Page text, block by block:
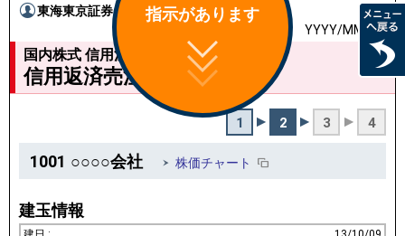
指示があります
東海東京証券
YYYY/MM/DD
国内株式 信用注文
信用返済売注文 -入力-
1 2 3 4
1001 ○○○○会社 株価チャート
建玉情報